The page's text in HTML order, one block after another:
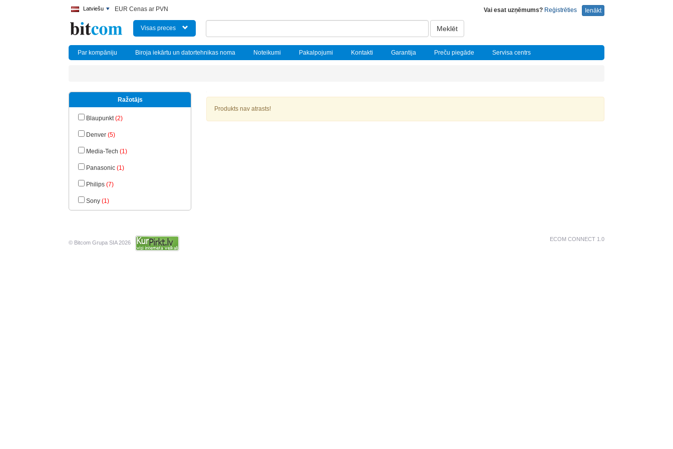
Latviešu EUR Cenas ar PVN Ienākt
Vai esat uzņēmums? Reģistrēties
Visas preces Meklēt
Par kompāniju Biroja iekārtu un datortehnikas noma Noteikumi Pakalpojumi Kontakti Garantija Preču piegāde Servisa centrs
Ražotājs
Blaupunkt(2)
Denver (5)
Media-Tech (1)
Panasonic (1)
Philips (7)
Sony (1)
Produkts nav atrasts!
ECOM CONNECT 1.0
© Bitcom Grupa SIA 2026